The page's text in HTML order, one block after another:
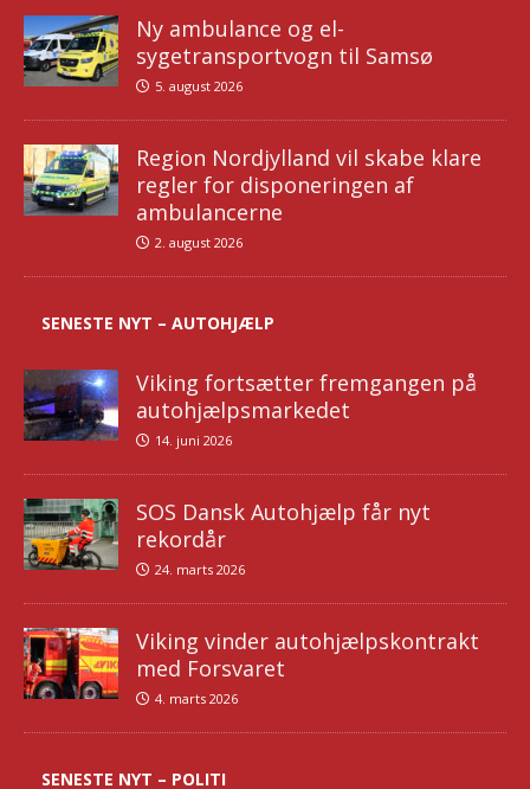
Ny ambulance og el-
sygetransportvogn til Samsø
5. august 2026
Region Nordjylland vil skabe klare
regler for disponeringen af
ambulancerne
2. august 2026
SENESTE NYT – AUTOHJÆLP
Viking fortsætter fremgangen på
autohjælpsmarkedet
14. juni 2026
SOS Dansk Autohjælp får nyt
rekordår
24. marts 2026
Viking vinder autohjælpskontrakt
med Forsvaret
4. marts 2026
SENESTE NYT – POLITI